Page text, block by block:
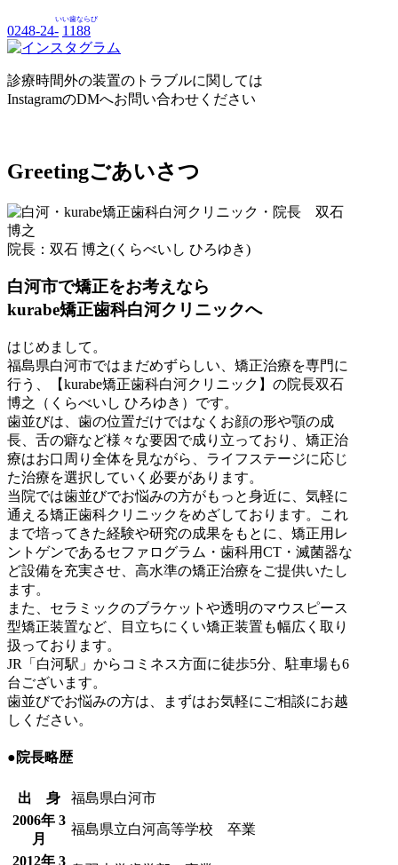
0248-24- 1188
いい歯ならび
診療時間外の装置のトラブルに関しては
InstagramのDMへお問い合わせください
Greetingごあいさつ
院長： 双石 博之(くらべいし ひろゆき)
白河市で矯正をお考えなら
kurabe矯正歯科白河クリニックへ
はじめまして。
福島県白河市ではまだめずらしい、矯正治療を専門に
行う、【kurabe矯正歯科白河クリニック】の院長双石
博之（くらべいし ひろゆき）です。
歯並びは、歯の位置だけではなくお顔の形や顎の成
長、舌の癖など様々な要因で成り立っており、矯正治
療はお口周り全体を見ながら、ライフステージに応じ
た治療を選択していく必要があります。
当院では歯並びでお悩みの方がもっと身近に、気軽に
通える矯正歯科クリニックをめざしております。これ
まで培ってきた経験や研究の成果をもとに、矯正用レ
ントゲンであるセファログラム・歯科用CT・滅菌器な
ど設備を充実させ、高水準の矯正治療をご提供いたし
ます。
また、セラミックのブラケットや透明のマウスピース
型矯正装置など、目立ちにくい矯正装置も幅広く取り
扱っております。
JR「白河駅」からコミネス方面に徒歩5分、駐車場も6
台ございます。
歯並びでお悩みの方は、まずはお気軽にご相談にお越
しください。
●院長略歴
出 身
福島県白河市
2006年 3
月
福島県立白河高等学校 卒業
2012年 3